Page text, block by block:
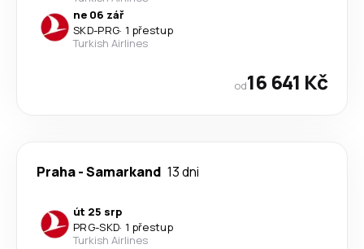
ne 06 zář
SKD-PRG· 1 přestup
Turkish Airlines
od16 641 Kč
Praha-Samarkand 13 dni
út 25 srp
PRG-SKD· 1 přestup
Turkish Airlines